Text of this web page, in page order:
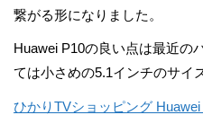
繋がる形になりました。
Huawei P10の良い点は最近の
ては小さめの5.1インチのサイ
ひかりTVショッピング Huawei